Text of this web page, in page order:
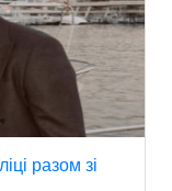
разом зі